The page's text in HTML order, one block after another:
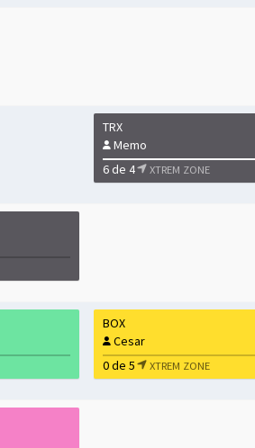
TRX
Memo
6 de 4
XTREM ZONE
BOX
Cesar
0 de 5
XTREM ZONE